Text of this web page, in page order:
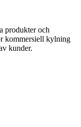
produkter och
kommersiell kylning
kunder.